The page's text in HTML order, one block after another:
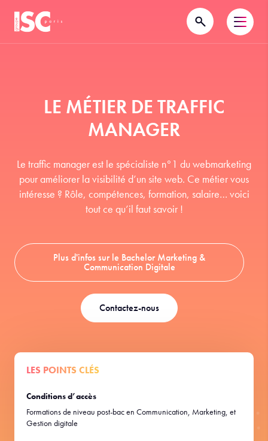
LE MÉTIER DE TRAFFIC
MANAGER
Le traffic manager est le spécialiste n°1 du webmarketing
pour améliorer la visibilité d’un site web. Ce métier vous
intéresse ? Rôle, compétences, formation, salaire… voici
tout ce qu’il faut savoir !
Plus d'infos sur le Bachelor Marketing &
Communication Digitale
Contactez-nous
LES POINTS CLÉS
Conditions d’accès
Formations de niveau post-bac en Communication, Marketing, et
Gestion digitale